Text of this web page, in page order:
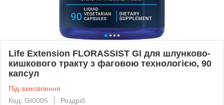
Life Extension FLORASSIST GI для шлунково-
кишкового тракту з фаговою технологією, 90
капсул
Під замовлення
Код: GI0005
Роздріб